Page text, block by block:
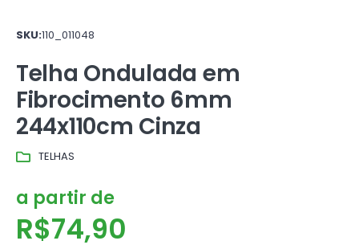
SKU:110_011048
Telha Ondulada em
Fibrocimento 6mm
244x110cm Cinza
TELHAS
a partir de
R$74,90